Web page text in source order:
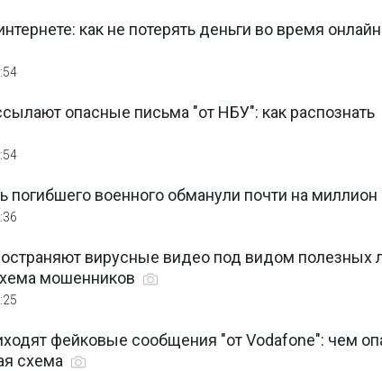
как не потерять деньги во время
опасные письма "от НБУ": как распознать
погибшего военного обманули почти на миллион
вирусные видео под видом полезных
мошенников
фейковые сообщения "от Vodafone": чем
схема